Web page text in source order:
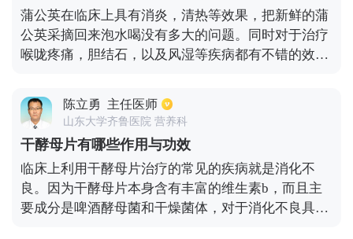
蒲公英在临床上具有消炎，清热等效果，把新鲜的蒲
公英采摘回来泡水喝没有多大的问题。同时对于治疗
喉咙疼痛，胆结石，以及风湿等疾病都有不错的效
的祛斑上面，一段时间之后可以淡化雀斑。如果想要
坚持用蒲公英泡水喝，期间要注意分量要把控好，毕
竟它是属于凉性的，喝的太多反而会出现体寒的现
象。特别是女性朋友，在月经期间更加不能触碰，否
则很容易就会出现痛经的情况，平常脾胃比较虚弱的
人群也不能喝。
陈立勇 主任医师
山东大学齐鲁医院 营养科
干酵母片有哪些作用与功效
临床上利用干酵母片治疗的常见的疾病就是消化不
良。因为干酵母片本身含有丰富的维生素b，而且主
要成分是啤酒酵母菌和干燥菌体，对于消化不良具有